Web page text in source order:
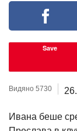
Save
Видяно 5730
Ивана беше